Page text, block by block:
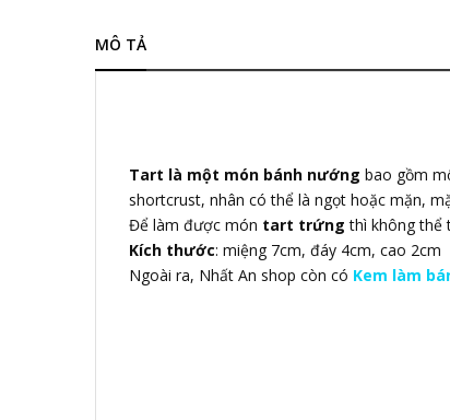
MÔ TẢ
Tart là một món bánh nướng bao gồm
shortcrust, nhân có thể là ngọt hoặc mặn,
Để làm được món tart trứngthì không thể
Kích thước: miệng 7cm, đáy 4cm, cao 2cm
Ngoài ra, Nhất An shop còn có Kem làm